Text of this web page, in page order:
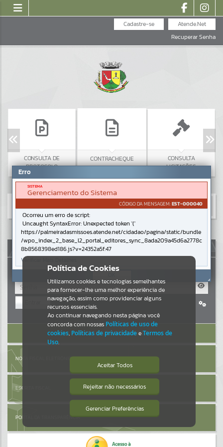
Atende.Net
Cadastre-se
Recuperar Senha
CONSULTA DE
PROTOCOLO
CONTRACHEQUE
CONSULTA
LICITAÇÕES
Resultados para""
Portais
Por favor, aguarde...
NOTÍCIAS
Por favor, aguarde...
Por favor, aguarde...
Por favor, aguarde...
AUTOATENDIMENTO
Cadastre-se|Recuperar Senha
ACESSAR SEM LOGIN
NOTA FISCAL ELETRÔNICA
ESCRITA FISCAL
PORTAL DA TRANSPARÊNCIA
Política de Cookies
Utilizamos cookies e tecnologias semelhantes
para fornecer-lhe uma melhor experiência de
navegação, assim como providenciar alguns
recursos essenciais.
Ao continuar navegando nesta página você
concorda com nossas Políticas de uso de
cookies, Políticas de privacidadeeTermos de
Uso.
Aceitar Todos
Rejeitar não necessários
Gerenciar Preferências
Isto significa que diversos recursos
Erro
SISTEMA
Gerenciamento do Sistema
CÓDIGO DA MENSAGEM:EST-000040
Ocorreu um erro de script:
Uncaught SyntaxError: Unexpected token '('
https://palmeiradasmissoes.atende.net/cidadao/pagina/static/bundle
/wpo_index_2_base_l2_portal_editores_sync_8ada209a45d6a2778c
8b8568398ed186.js?v=24352a5f:47
Verificar Mais Detalhes